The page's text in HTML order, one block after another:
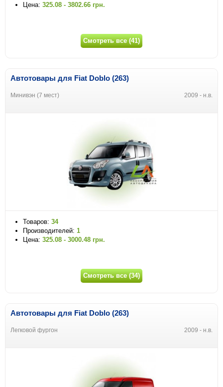
Цена: 325.08 - 3802.66 грн.
Смотреть все (41)
Автотовары для Fiat Doblo (263)
Минивэн (7 мест) 2009 - н.в.
Товаров: 34
Производителей: 1
Цена: 325.08 - 3000.48 грн.
Смотреть все (34)
Автотовары для Fiat Doblo (263)
Легковой фургон 2009 - н.в.